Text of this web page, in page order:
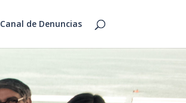
Canal de Denuncias